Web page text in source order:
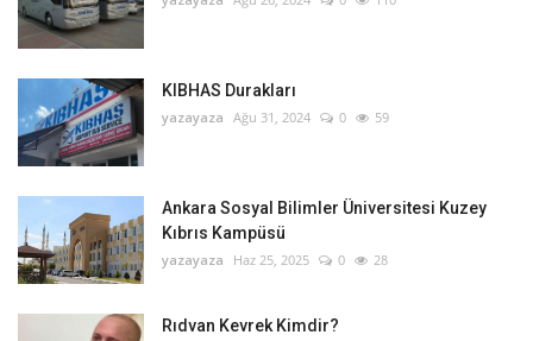
KIBHAS Durakları
yazayaza Ağu 31, 2024 0 59
Ankara Sosyal Bilimler Üniversitesi Kuzey
Kıbrıs Kampüsü
yazayaza Haz 25, 2025 0 28
Rıdvan Kevrek Kimdir?